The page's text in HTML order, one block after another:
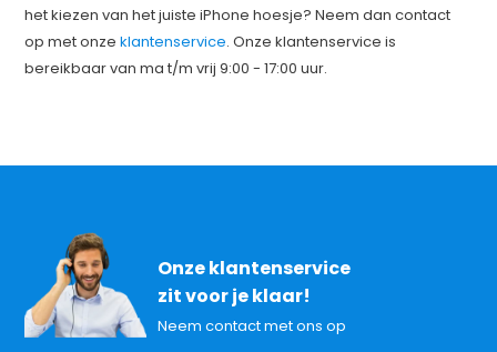
het kiezen van het juiste iPhone hoesje? Neem dan contact
op met onzeklantenservice. Onze klantenservice is
bereikbaar van ma t/m vrij 9:00 - 17:00 uur.
Onze klantenservice
zit voor je klaar!
Neem contact met ons op